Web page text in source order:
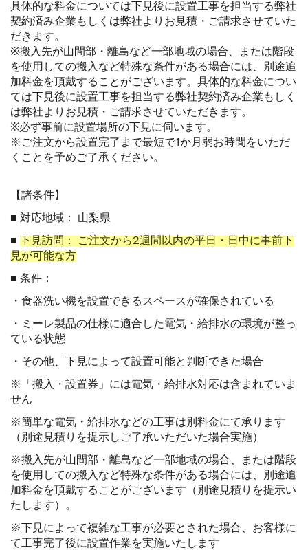
具体的な料金については下見後に設置工事を担当する弊社
契約済み企業もしくは弊社よりお見積・ご請求させていた
だきます。
※搬入先が山間部・離島など一部地域の場合、または階段
を使用しての搬入など特殊な条件がある場合には、別途追
加料金を頂戴することがございます。具体的な料金につい
ては下見後に設置工事を担当する弊社契約済み企業もしく
は弊社よりお見積・ご請求させていただきます。
※必ず事前に設置場所の下見に伺います。
※ご注文から設置完了まで最短で1か月弱お時間をいただ
くことを予めご了承ください。
【諸条件】
■ 対応地域： 山梨県
■
下見訪問： ご注文から2週間以内の平日・日中に事前下
見が可能な方
■ 条件：
・食器洗い機を設置できるスペースが確保されている
・ミーレ製品の仕様に適合した電気・給排水の環境が整っ
ている状態
・その他、下見によって設置可能と判断できた場合
※「搬入・設置券」には電気・給排水対応は含まれていま
せん
※簡単な電気・給排水などの工事は別料金にて承ります
（別途見積りを提示しご了承いただいた場合実施）
※搬入先が山間部・離島など一部地域の場合、または階段
を使用しての搬入など特殊な条件がある場合には、別途追
加料金を頂戴することがございます（別途見積りを提示い
たします）。
※下見によって複雑な工事が必要とされた場合、お客様に
て工事完了後に設置作業を実施いたします